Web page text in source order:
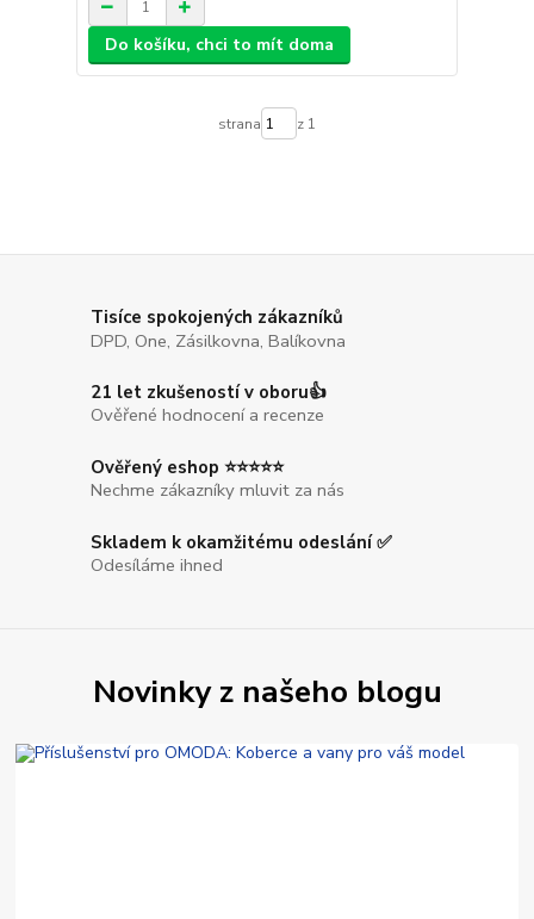
Do košíku, chci to mít doma
strana z 1
Tisíce spokojených zákazníků
DPD, One, Zásilkovna, Balíkovna
21 let zkušeností v oboru👍
Ověřené hodnocení a recenze
Ověřený eshop ⭐⭐⭐⭐⭐
Nechme zákazníky mluvit za nás
Skladem k okamžitému odeslání ✅
Odesíláme ihned
Novinky z našeho blogu